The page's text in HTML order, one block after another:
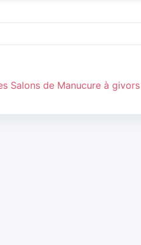
Salons de Manucure à givors